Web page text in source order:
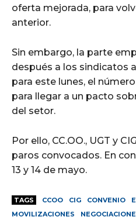
oferta mejorada, para
anterior.
Sin embargo, la parte
después a los sindicatos
para este lunes, el
para llegar a un pacto
del setor.
Por ello, CC.OO., UGT y
paros convocados. En
13 y 14 de mayo.
TAGS CCOO CIG CONVENIO
MOVILIZACIONES